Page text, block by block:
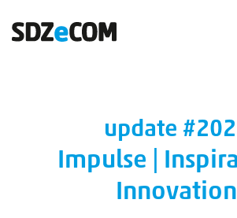
update
Impulse |
Innovation